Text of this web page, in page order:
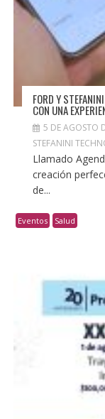
FORD Y
CON UNA
5 DE AGOSTO
STEFANINI
Llamado
creación
de...
Eventos Salud